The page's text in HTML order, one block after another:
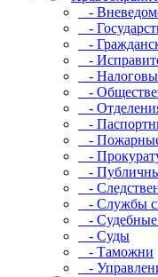
-
-
-
-
-
-
-
-
-
-
-
-
- Службы
-
- Суды
- Таможни
-